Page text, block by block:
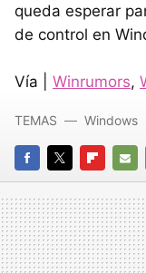
queda esperar
de control en
Vía | Winrumors,
FACEBOOK
TWITTERFLIPBOARD
E-
MAIL
TEMAS Windows